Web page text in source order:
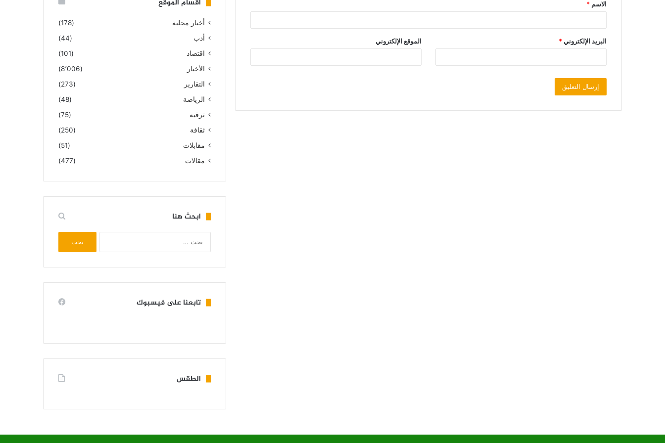
الاسم *
البريد الإلكتروني* الموقع الإلكتروني
أقسام الموقع
أخبار محلية
(178)
أدب
(44)
اقتصاد
(101)
الأخبار
(8٬006)
التقارير
(273)
الرياضة
(48)
ترقيه
(75)
ثقافة
(250)
مقابلات
(51)
مقالات
(477)
ابحث هنا
تابعنا على فيسبوك
الطقس